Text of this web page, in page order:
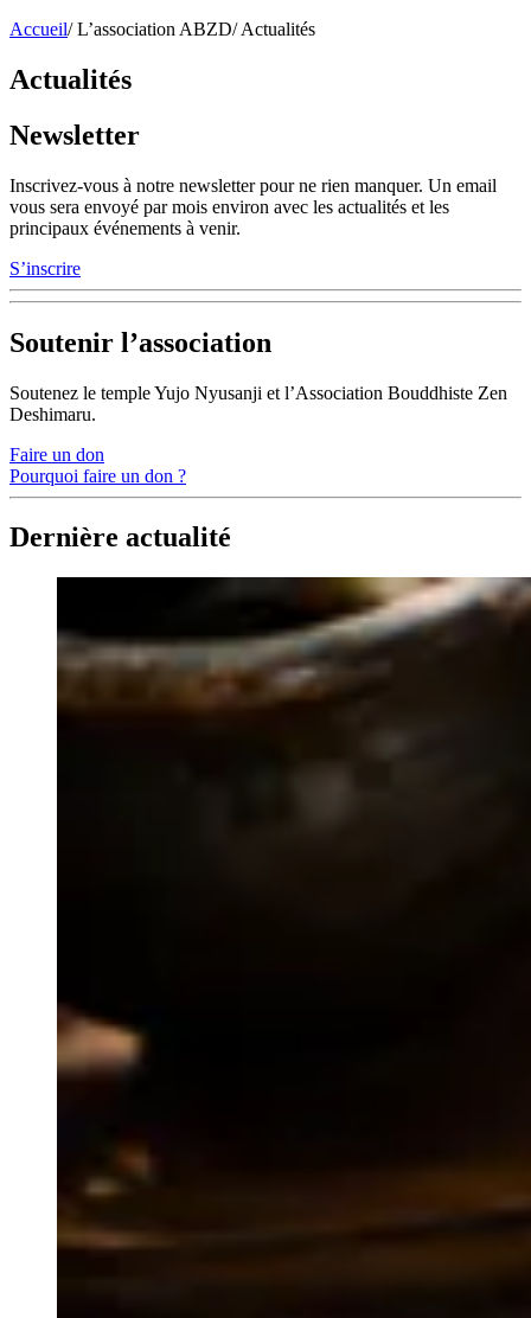
Accueil/ L’association ABZD/ Actualités
Actualités
Newsletter
Inscrivez-vous à notre newsletter pour ne rien manquer. Un email
vous sera envoyé par mois environ avec les actualités et les
principaux événements à venir.
S’inscrire
Soutenir l’association
Soutenez le temple Yujo Nyusanji et l’Association Bouddhiste Zen
Deshimaru.
Faire un don
Pourquoi faire un don ?
Dernière actualité